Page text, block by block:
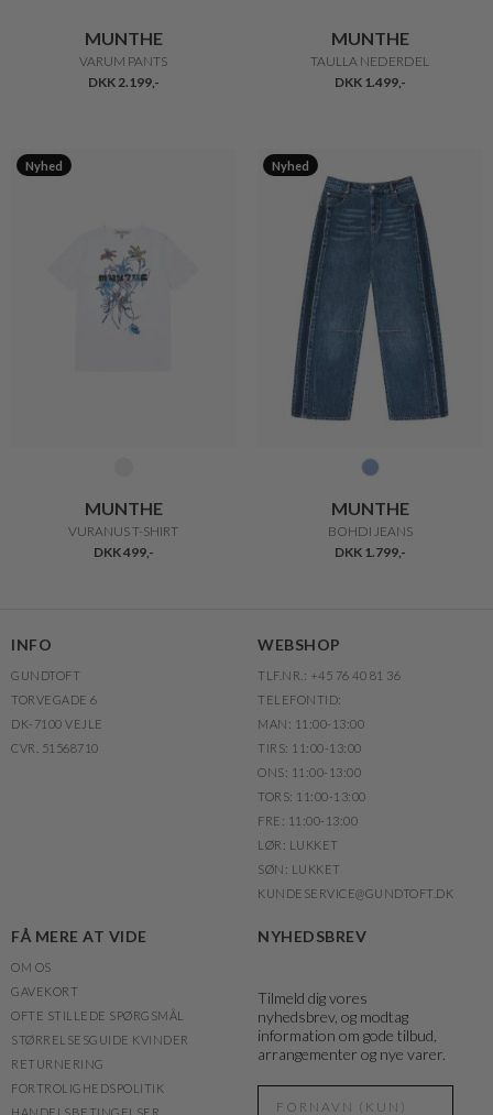
MUNTHE
VARUM PANTS
DKK 2.199,-
MUNTHE
TAULLA NEDERDEL
DKK 1.499,-
Nyhed
MUNTHE
VURANUS T-SHIRT
DKK 499,-
Nyhed
MUNTHE
BOHDI JEANS
DKK 1.799,-
INFO
GUNDTOFT
TORVEGADE 6
DK-7100 VEJLE
CVR. 51568710
WEBSHOP
TLF.NR.: +45 76 40 81 36
TELEFONTID:
MAN: 11:00-13:00
TIRS: 11:00-13:00
ONS: 11:00-13:00
TORS: 11:00-13:00
FRE: 11:00-13:00
LØR: LUKKET
SØN: LUKKET
KUNDESERVICE@GUNDTOFT.DK
FÅ MERE AT VIDE
OM OS
GAVEKORT
OFTE STILLEDE SPØRGSMÅL
STØRRELSESGUIDE KVINDER
RETURNERING
FORTROLIGHEDSPOLITIK
NYHEDSBREV
Tilmeld dig vores
nyhedsbrev, og modtag
information om gode tilbud,
arrangementer og nye varer.